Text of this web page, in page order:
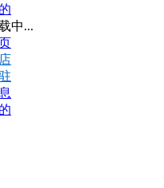
中...